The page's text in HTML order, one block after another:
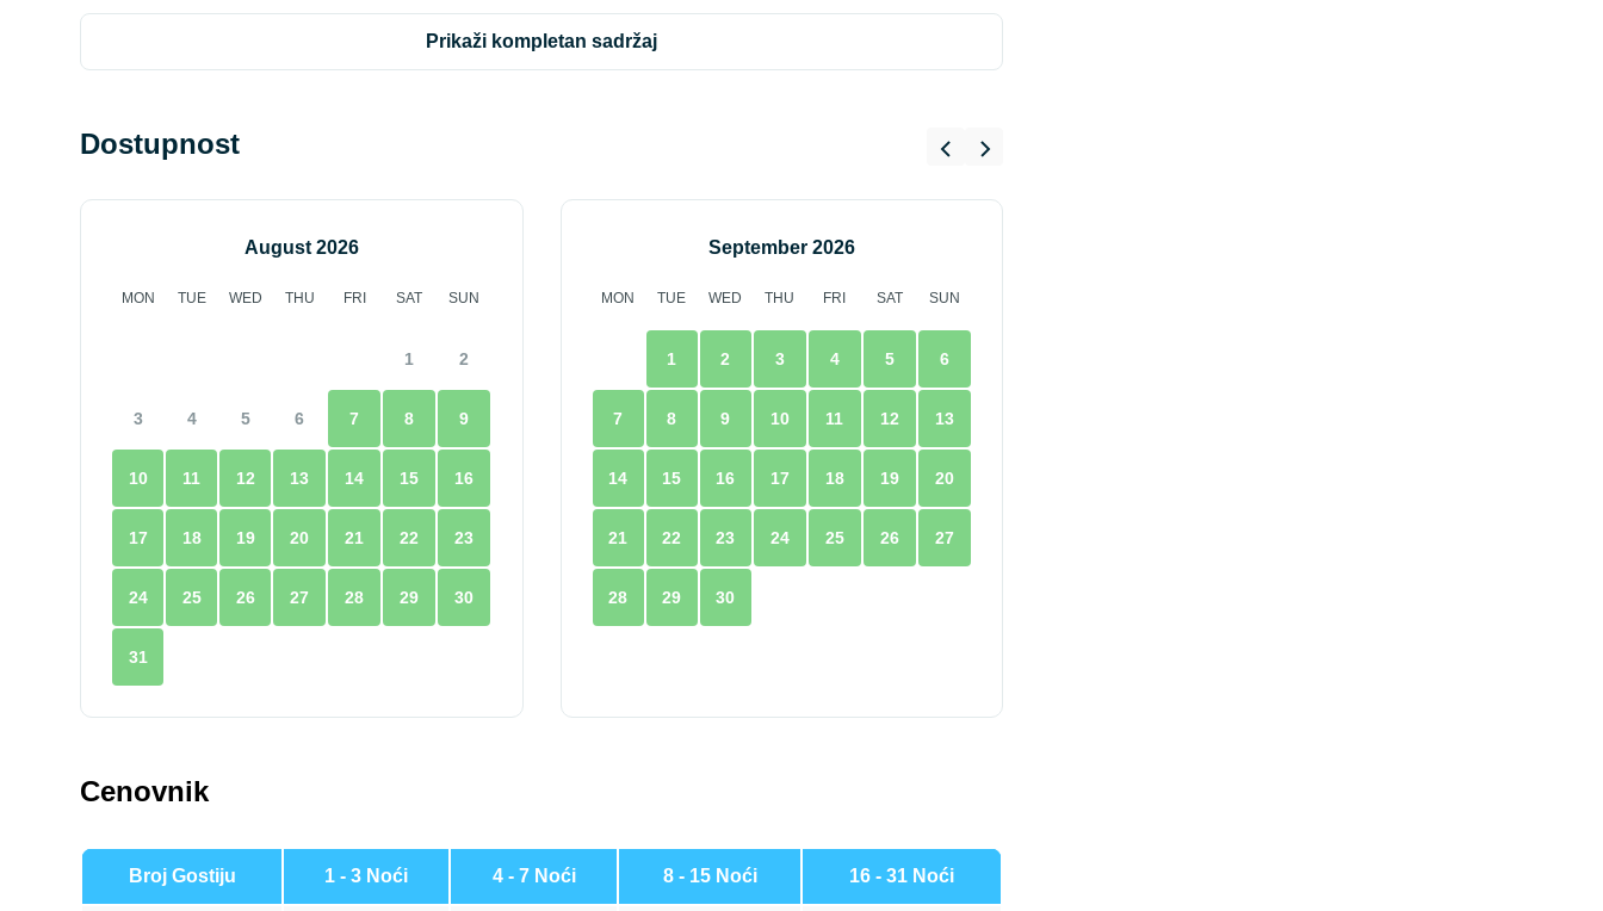
prikaži kompletan sadržaj
Dostupnost
August 2026
MON TUE WED THU FRI SAT SUN
1 2
3 4 5 6 7 8 9
10 11 12 13 14 15 16
17 18 19 20 21 22 23
24 25 26 27 28 29 30
31
September 2026
MON TUE WED THU FRI SAT SUN
1 2 3 4 5 6
7 8 9 10 11 12 13
14 15 16 17 18 19 20
21 22 23 24 25 26 27
28 29 30
Cenovnik
Broj Gostiju 1 - 3 Noći 4 - 7 Noći 8 - 15 Noći 16 - 31 Noći